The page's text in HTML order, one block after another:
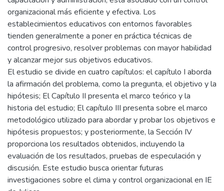
organizacional más eficiente y efectiva. Los
establecimientos educativos con entornos favorables
tienden generalmente a poner en práctica técnicas de
control progresivo, resolver problemas con mayor habilidad
y alcanzar mejor sus objetivos educativos.
El estudio se divide en cuatro capítulos: el capítulo I aborda
la afirmación del problema, como la pregunta, el objetivo y la
hipótesis; El Capítulo II presenta el marco teórico y la
historia del estudio; El capítulo III presenta sobre el marco
metodológico utilizado para abordar y probar los objetivos e
hipótesis propuestos; y posteriormente, la Sección IV
proporciona los resultados obtenidos, incluyendo la
evaluación de los resultados, pruebas de especulación y
discusión. Este estudio busca orientar futuras
investigaciones sobre el clima y control organizacional en IE